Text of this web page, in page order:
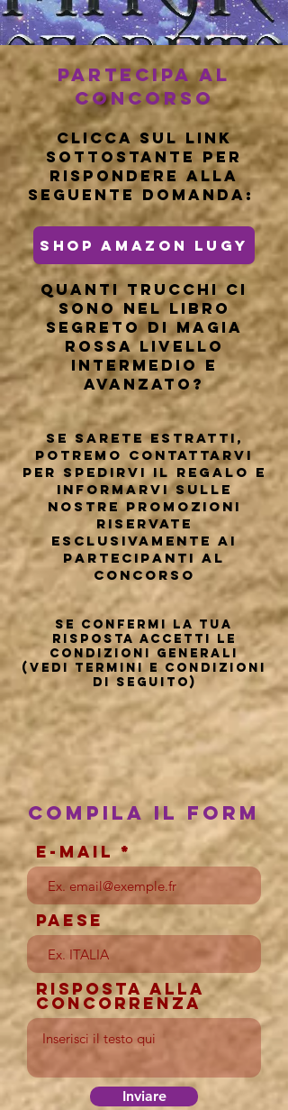
Partecipa al
concorso
Clicca sul link
sottostante per
rispondere alla
seguente domanda:
Quanti trucchi ci
sono nel libro
segreto di magia
rossa livello
intermedio e
avanzato?
Se sarete estratti,
potremo contattarvi
per spedirVi il regalo e
informarvi sulle
nostre promozioni
riservate
esclusivamente ai
partecipanti al
concorso
Se confermi la tua
risposta accetti le
condizioni generali
(vedi Termini e Condizioni
di seguito)
SHOP AMAZON LUGY
COMPILA IL FORM
E-mail
Paese
Risposta alla
concorrenza
Inviare